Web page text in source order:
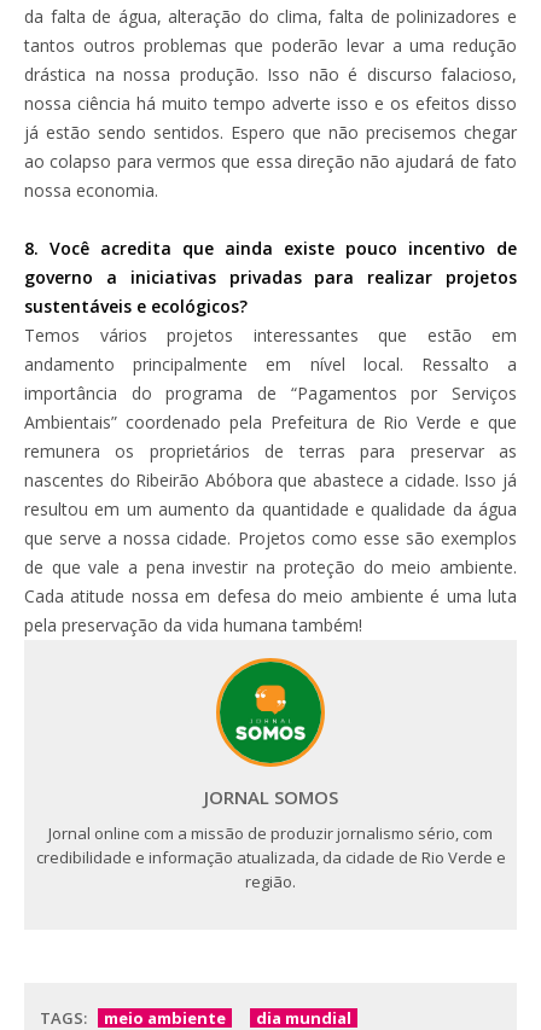
da falta de água, alteração do clima, falta de polinizadores e
tantos outros problemas que poderão levar a uma redução
drástica na nossa produção. Isso não é discurso falacioso,
nossa ciência há muito tempo adverte isso e os efeitos disso
já estão sendo sentidos. Espero que não precisemos chegar
ao colapso para vermos que essa direção não ajudará de fato
nossa economia.
8. Você acredita que ainda existe pouco incentivo de
governo a iniciativas privadas para realizar projetos
sustentáveis e ecológicos?
Temos vários projetos interessantes que estão em
andamento principalmente em nível local. Ressalto a
importância do programa de “Pagamentos por Serviços
Ambientais” coordenado pela Prefeitura de Rio Verde e que
remunera os proprietários de terras para preservar as
nascentes do Ribeirão Abóbora que abastece a cidade. Isso já
resultou em um aumento da quantidade e qualidade da água
que serve a nossa cidade. Projetos como esse são exemplos
de que vale a pena investir na proteção do meio ambiente.
Cada atitude nossa em defesa do meio ambiente é uma luta
pela preservação da vida humana também!
JORNAL SOMOS
Jornal online com a missão de produzir jornalismo sério, com
credibilidade e informação atualizada, da cidade de Rio Verde e
região.
TAGS: meio ambiente
dia mundial